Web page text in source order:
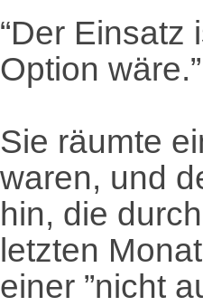
“Der
Option wäre.”
Sie räumte
waren, und
hin, die
letzten
einer ”nicht